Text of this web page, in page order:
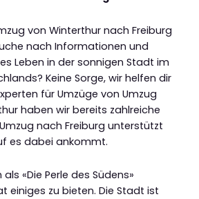
von Winterthur nach Freiburg
nach Informationen und
Leben in der sonnigen Stadt im
Keine Sorge, wir helfen dir
für Umzüge von Umzug
haben wir bereits zahlreiche
nach Freiburg unterstützt
es dabei ankommt.
«Die Perle des Südens»
einiges zu bieten. Die Stadt ist